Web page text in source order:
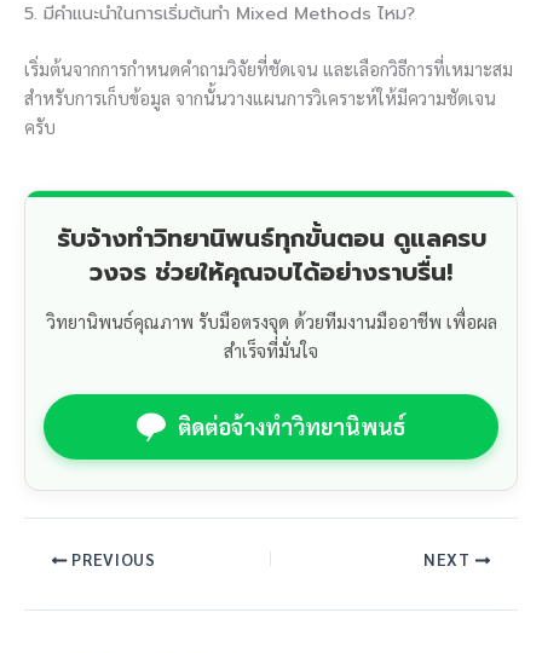
5. มีคำแนะนำในการเริ่มต้นทำ Mixed Methods ไหม?
เริ่มต้นจากการกำหนดคำถามวิจัยที่ชัดเจน และเลือกวิธีการที่เหมาะสม
สำหรับการเก็บข้อมูล จากนั้นวางแผนการวิเคราะห์ให้มีความชัดเจน
ครับ
รับจ้างทำวิทยานิพนธ์ทุกขั้นตอน ดูแลครบ
วงจร ช่วยให้คุณจบได้อย่างราบรื่น!
วิทยานิพนธ์คุณภาพ รับมือตรงจุด ด้วยทีมงานมืออาชีพ เพื่อผล
สำเร็จที่มั่นใจ
ติดต่อจ้างทำวิทยานิพนธ์
PREVIOUS NEXT